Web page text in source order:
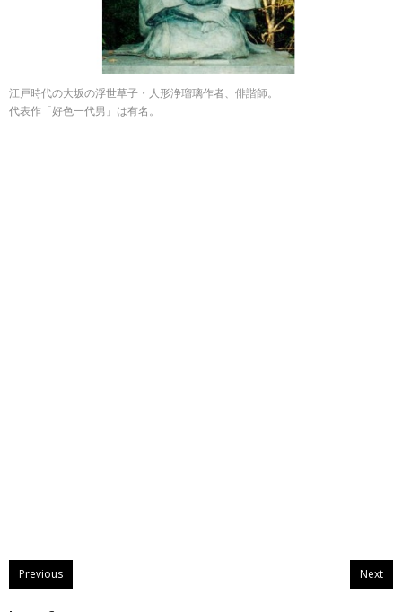
江戸時代の大坂の浮世草子・人形浄瑠璃作者、俳諧師。
代表作「好色一代男」は有名。
Previous Next